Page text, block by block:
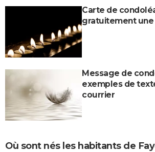
Carte de
gratuitement
Message de
exemples de
courrier
Où sont nés les habitants de